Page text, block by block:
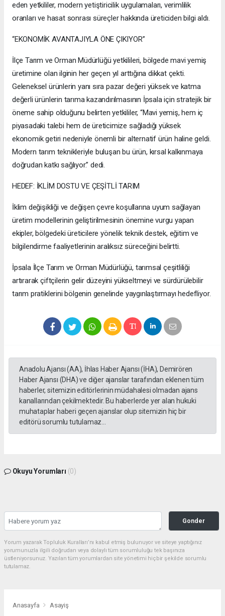
eden yetkililer, modern yetiştiricilik uygulamaları, verimlilik
oranları ve hasat sonrası süreçler hakkında üreticiden bilgi aldı.
“EKONOMİK AVANTAJIYLA ÖNE ÇIKIYOR”
İlçe Tarım ve Orman Müdürlüğü yetkilileri, bölgede mavi yemiş
üretimine olan ilginin her geçen yıl arttığına dikkat çekti.
Geleneksel ürünlerin yanı sıra pazar değeri yüksek ve katma
değerli ürünlerin tarıma kazandırılmasının İpsala için stratejik bir
öneme sahip olduğunu belirten yetkililer, “Mavi yemiş, hem iç
piyasadaki talebi hem de üreticimize sağladığı yüksek
ekonomik getiri nedeniyle önemli bir alternatif ürün haline geldi.
Modern tarım teknikleriyle buluşan bu ürün, kırsal kalkınmaya
doğrudan katkı sağlıyor.” dedi.
HEDEF: İKLİM DOSTU VE ÇEŞİTLİ TARIM
İklim değişikliği ve değişen çevre koşullarına uyum sağlayan
üretim modellerinin geliştirilmesinin önemine vurgu yapan
ekipler, bölgedeki üreticilere yönelik teknik destek, eğitim ve
bilgilendirme faaliyetlerinin aralıksız süreceğini belirtti.
İpsala İlçe Tarım ve Orman Müdürlüğü, tarımsal çeşitliliği
artırarak çiftçilerin gelir düzeyini yükseltmeyi ve sürdürülebilir
tarım pratiklerini bölgenin genelinde yaygınlaştırmayı hedefliyor.
Anadolu Ajansı (AA), İhlas Haber Ajansı (İHA), Demirören
Haber Ajansı (DHA) ve diğer ajanslar tarafından eklenen tüm
haberler, sitemizin editörlerinin müdahalesi olmadan ajans
kanallarından çekilmektedir. Bu haberlerde yer alan hukuki
muhataplar haberi geçen ajanslar olup sitemizin hiç bir
editörü sorumlu tutulamaz...
Okuyu Yorumları (0)
Gonder
Yorum yazarak Topluluk Kuralları’nı kabul etmiş bulunuyor ve siteye yaptığınız
yorumunuzla ilgili doğrudan veya dolaylı tüm sorumluluğu tek başınıza
üstleniyorsunuz. Yazılan tüm yorumlardan site yönetimi hiçbir şekilde sorumlu
tutulamaz.
Anasayfa Asayiş